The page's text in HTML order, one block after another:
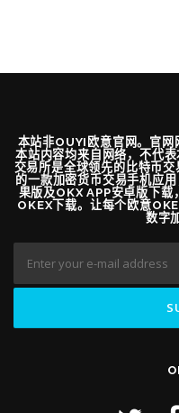
本站非OUYI欧意官网。官网
本站内容均来自网络，不代
交易所是全球领先的比特币
的一款加密货币交易手机应
果版及OKX APP安卓版下载
OKEX下载。让每个欧意
数字